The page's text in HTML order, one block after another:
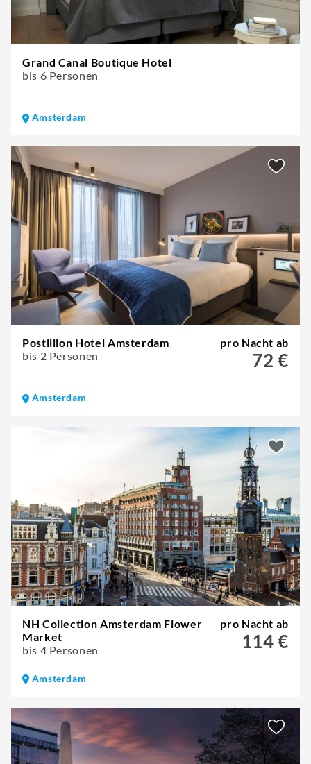
Grand Canal Boutique Hotel
bis 6 Personen
Amsterdam
Postillion Hotel Amsterdam
bis 2 Personen
pro Nacht ab
72 €
Amsterdam
NH Collection Amsterdam Flower
Market
bis 4 Personen
pro Nacht ab
114 €
Amsterdam